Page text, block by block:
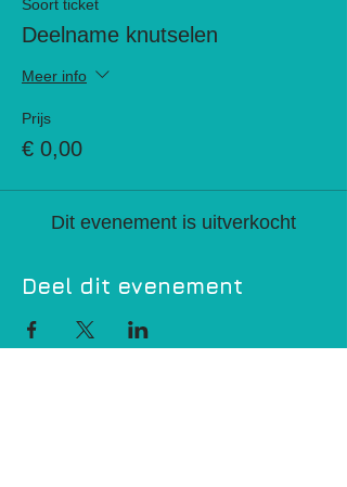
Soort ticket
Deelname knutselen
Meer info
Prijs
€ 0,00
Dit evenement is uitverkocht
Deel dit evenement